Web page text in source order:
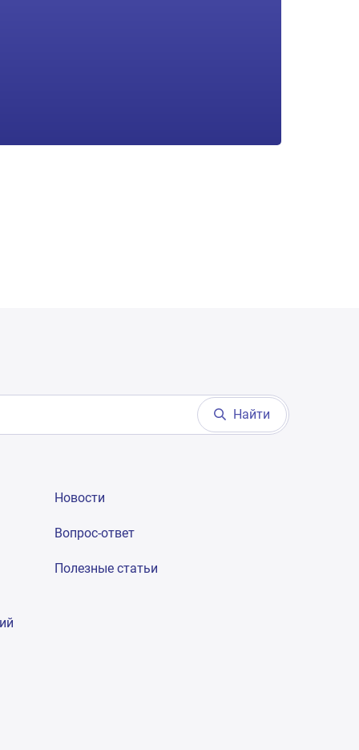
Найти
Новости
Вопрос-ответ
Полезные статьи